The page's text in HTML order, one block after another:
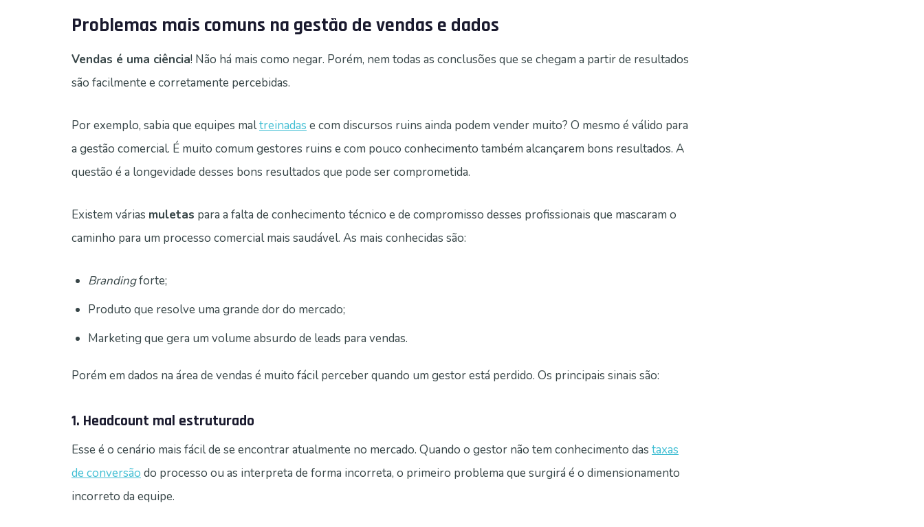
Problemas mais comuns na gestão de vendas e dados
Vendas é uma ciência! Não há mais como negar. Porém, nem todas as conclusões que se chegam a partir de resultados
são facilmente e corretamente percebidas.
Por exemplo, sabia que equipes maltreinadas e com discursos ruins ainda podem vender muito? O mesmo é válido para
a gestão comercial. É muito comum gestores ruins e com pouco conhecimento também alcançarem bons resultados. A
questão é a longevidade desses bons resultados que pode ser comprometida.
Existem várias muletas para a falta de conhecimento técnico e de compromisso desses profissionais que mascaram o
caminho para um processo comercial mais saudável. As mais conhecidas são:
Brandingforte;
Produto que resolve uma grande dor do mercado;
Marketing que gera um volume absurdo de leads para vendas.
Porém em dados na área de vendas é muito fácil perceber quando um gestor está perdido. Os principais sinais são:
1. Headcount mal estruturado
Esse é o cenário mais fácil de se encontrar atualmente no mercado. Quando o gestor não tem conhecimento das taxas
de conversão do processo ou as interpreta de forma incorreta, o primeiro problema que surgirá é o dimensionamento
incorreto da equipe.